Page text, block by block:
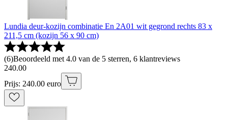
Lundia deur-kozijn combinatie En 2A01 wit gegrond rechts 83 x
211,5 cm (kozijn 56 x 90 cm)
(6)Beoordeeld met 4.0 van de 5 sterren, 6 klantreviews
240.00
Prijs: 240.00 euro